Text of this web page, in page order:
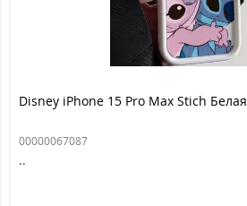
Disney iPhone 15 Pro Max Stich Белая
00000067087
..